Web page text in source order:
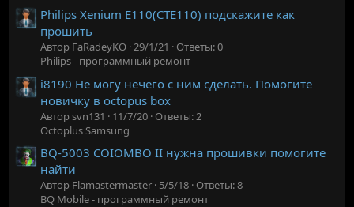
Philips Xenium E110(CTE110) подскажите как
прошить
Автор FaRadeyKO 29/1/21
Ответы: 0
Philips - программный ремонт
i8190 Не могу нечего с ним сделать. Помогите
новичку в octopus box
Автор svn131 11/7/20 Ответы: 2
Octoplus Samsung
BQ-5003 COIOMBO II нужна прошивки помогите
найти
Автор Flamastermaster 5/5/18 Ответы: 8
BQ Mobile - программный ремонт